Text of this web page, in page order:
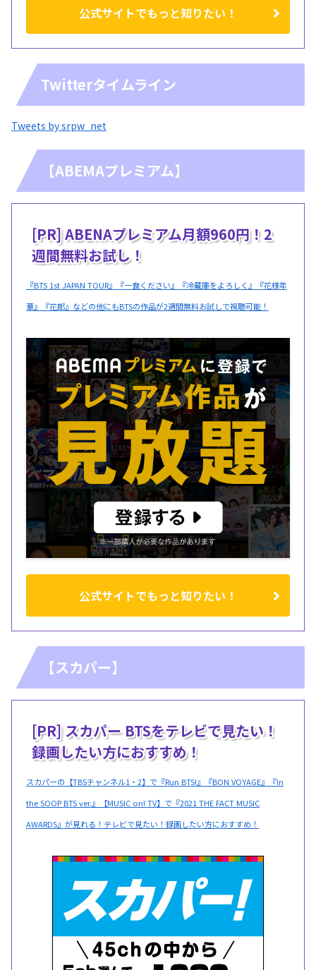
公式サイトでもっと知りたい！
Twitterタイムライン
Tweets by srpw_net
【ABEMAプレミアム】
[PR] ABENAプレミアム月額960円！2
週間無料お試し！
『BTS 1st JAPAN TOUR』『一食ください』『冷蔵庫をよろしく』『花様年
華』『花郎』などの他にもBTSの作品が2週間無料お試しで視聴可能！
公式サイトでもっと知りたい！
【スカパー】
[PR] スカパー BTSをテレビで見たい！
録画したい方におすすめ！
スカパーの【TBSチャンネル1・2】で『Run BTS!』『BON VOYAGE』『In
the SOOP BTS ver.』【MUSIC on! TV】で『2021 THE FACT MUSIC
AWARDS』が見れる！テレビで見たい！録画したい方におすすめ！